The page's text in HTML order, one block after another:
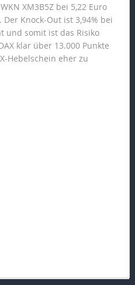
XM3B5Z bei 5,22 Euro
Knock-Out ist 3,94% bei
und somit ist das Risiko
klar über 13.000 Punkte
Hebelschein eher zu